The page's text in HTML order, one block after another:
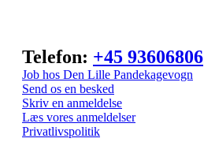
Telefon: +45 93606806
Job hos Den Lille Pandekagevogn
Send os en besked
Skriv en anmeldelse
Læs vores anmeldelser
Privatlivspolitik